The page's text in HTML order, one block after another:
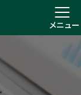
メニュー